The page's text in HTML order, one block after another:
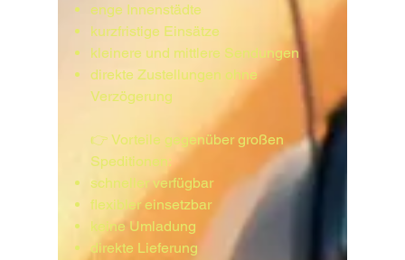
enge Innenstädte
kurzfristige Einsätze
kleinere und mittlere Sendungen
direkte Zustellungen ohne
Verzögerung
👉 Vorteile gegenüber großen
Speditionen:
schneller verfügbar
flexibler einsetzbar
keine Umladung
direkte Lieferung